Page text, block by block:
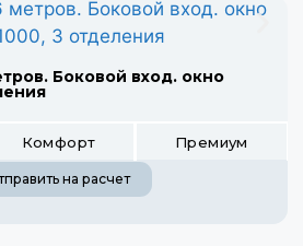
Боковой вход. окно
Комфорт Премиум
на расчет